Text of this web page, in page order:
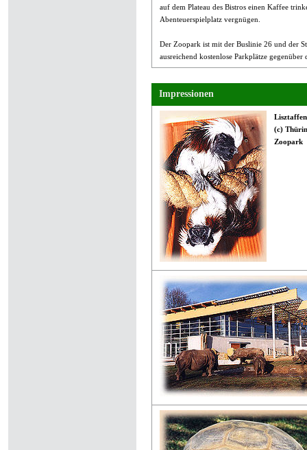
auf dem Plateau des Bistros einen Kaffee
Abenteuerspielplatz vergnügen.
Der Zoopark ist mit der Buslinie 26 und der
ausreichend kostenlose Parkplätze
Impressionen
Lisztaffen
(c)
Zoopark